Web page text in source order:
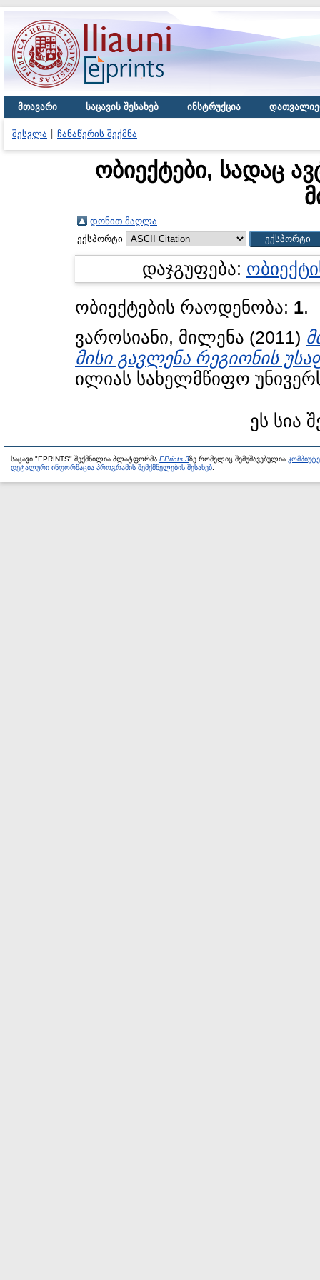
მთავარი საცავის შესახებ ინსტრუქცია
შესვლა ჩანაწერის შექმნა
ობიექტები, სადაც
დონით მაღლა
ექსპორტი
დაჯგუფება:
ობიექტების რაოდენობა: 1.
ვაროსიანი, მილენა (2011)
მისი გავლენა რეგიონის
ილიას სახელმწიფო
ეს სია
საცავი "EPRINTS" შექმნილია პლატფორმა EPrints 3ზე რომელიც შემუშავებულია
დეტალური ინფორმაცია პროგრამის შემქმნელების შესახებ